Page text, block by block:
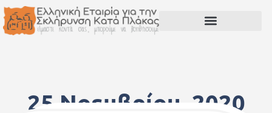
25 Νοεμβρίου, 2020